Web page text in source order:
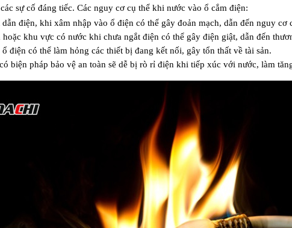
sự cố đáng tiếc. Các nguy cơ cụ thể khi nước vào ổ cắm điện:
điện, khi xâm nhập vào ổ điện có thể gây đoản mạch, dẫn đến nguy cơ
hoặc khu vực có nước khi chưa ngắt điện có thể gây điện giật, dẫn đến
điện có thể làm hỏng các thiết bị đang kết nối, gây tổn thất về tài sản.
biện pháp bảo vệ an toàn sẽ dễ bị rò rỉ điện khi tiếp xúc với nước, làm